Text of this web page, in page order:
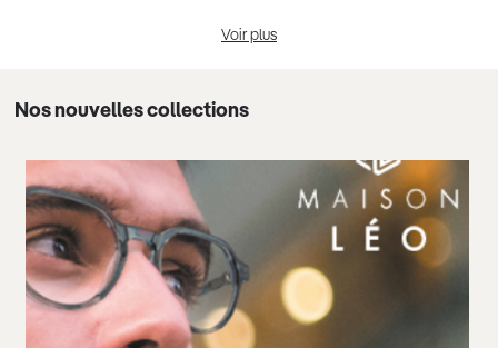
Lunettes de vue Chloé
Lunettes de vue Guess
Lunettes de vue femme tendance 2025
Lunettes de vue homme tendance 2025
Lunettes de vue noir
Voir plus
Nos nouvelles collections